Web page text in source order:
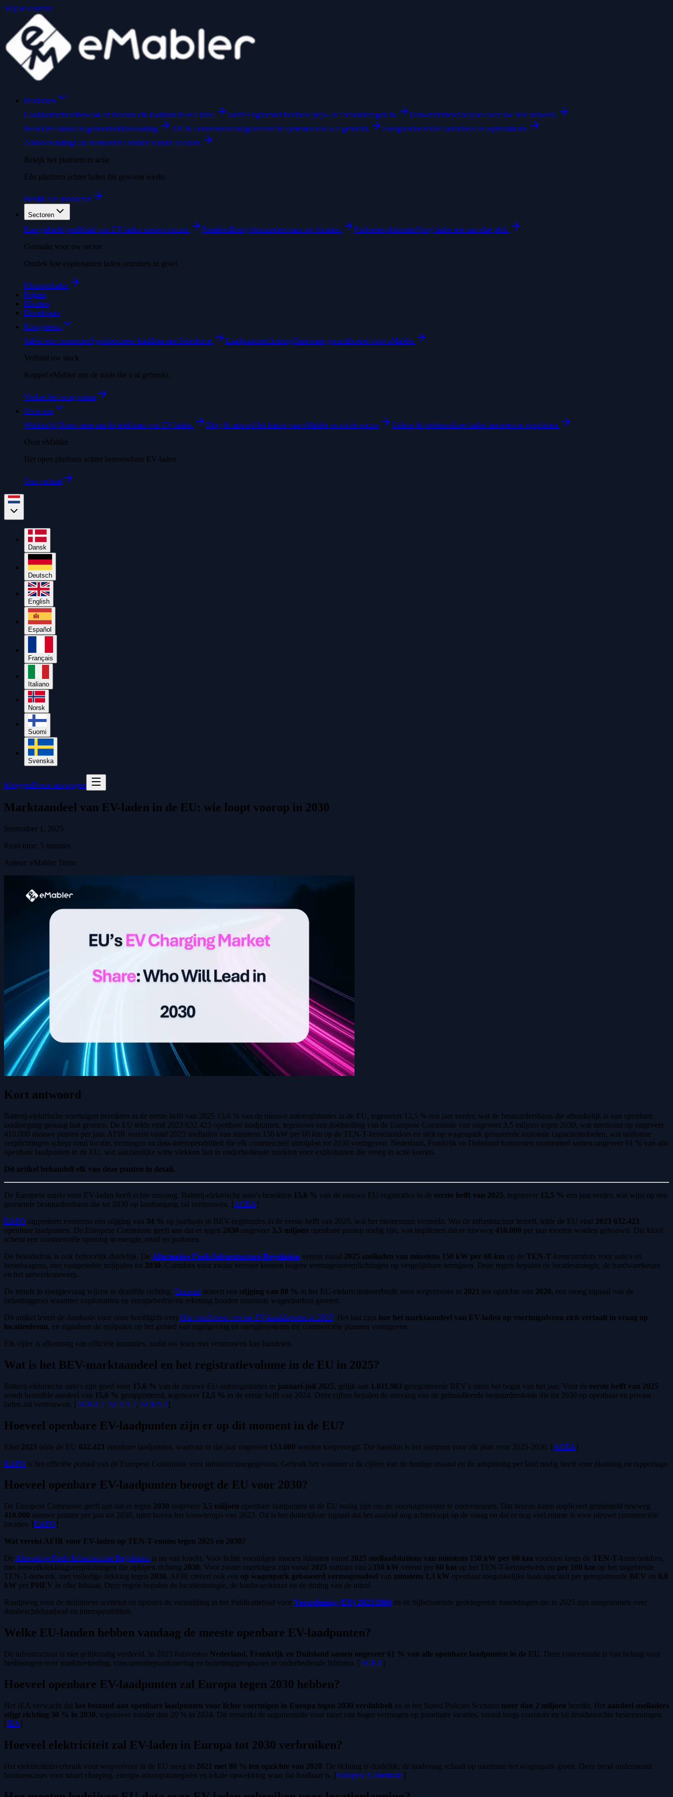
Skip to content
Producten
LaadpuntbeheerBewaak en bestuur elk laadpunt in real time. Tariff EngineStel flexibele prijs- en facturatieregels in. Data-inzichtenAnalyses over uw hele netwerk.
PulseLive status en gezondheidsbewaking. API & connectorenIntegreer met de systemen die u al gebruikt. EnergiebeheerSlim lastbeheer en optimalisatie.
Ad-hocbetalingLaat bestuurders betalen zonder account.
Bekijk het platform in actie
Eén platform achter laden dat gewoon werkt.
Bekijk alle producten
Sectoren
EnergiebedrijvenMaak van EV-laden nieuwe omzet. RetailersBreng bestuurders naar uw locaties. ParkeerexploitantenVoeg laden toe aan elke plek.
Gemaakt voor uw sector
Ontdek hoe exploitanten laden omzetten in groei.
Klantverhalen
Prijzen
Klanten
Developers
Ecosysteem
Salesforce-connectorSynchroniseer laaddata met Salesforce. LaadpuntcertificeringHardware gecertificeerd voor eMabler.
Verbind uw stack
Koppel eMabler aan de tools die u al gebruikt.
Verken het ecosysteem
Over ons
Werken bijBouw mee aan de toekomst van EV-laden. Blog & nieuwsHet laatste van eMabler en uit de sector. Gidsen & webinarsLeer laden lanceren en opschalen.
Over eMabler
Het open platform achter betrouwbaar EV-laden.
Ons verhaal
Dansk
Deutsch
English
Español
Français
Italiano
Norsk
Suomi
Svenska
InloggenDemo aanvragen
Marktaandeel van EV-laden in de EU: wie loopt voorop in 2030
September 1, 2025
Read time: 5 minutes
Auteur: eMabler Team
Kort antwoord
Batterij-elektrische voertuigen bereikten in de eerste helft van 2025 15,6 % van de nieuwe autoregistraties in de EU, tegenover 12,5 % een jaar eerder, wat de bestuurdersbasis die afhankelijk is van openbare
laadtoegang gestaag laat groeien. De EU telde eind 2023 632.423 openbare laadpunten, tegenover een doelstelling van de Europese Commissie van ongeveer 3,5 miljoen tegen 2030, wat neerkomt op ongeveer
410.000 nieuwe punten per jaar. AFIR vereist vanaf 2025 snelladen van minstens 150 kW per 60 km op de TEN-T-kerncorridors en stelt op wagenpark gebaseerde nationale capaciteitsdoelen, wat uniforme
verplichtingen schept rond locatie, vermogen en data-interoperabiliteit die elk commercieel uitrolplan tot 2030 vormgeven. Nederland, Frankrijk en Duitsland huisvesten momenteel samen ongeveer 61 % van alle
openbare laadpunten in de EU, wat aanzienlijke witte vlekken laat in onderbediende markten voor exploitanten die vroeg in actie komen.
Dit artikel behandelt elk van deze punten in detail.
De Europese markt voor EV-laden heeft echte omvang. Batterij-elektrische auto's bereikten 15,6 % van de nieuwe EU-registraties in de eerste helft van 2025, tegenover 12,5 % een jaar eerder, wat wijst op een
groeiende bestuurdersbasis die tot 2030 op laadtoegang zal vertrouwen. [ACEA]
EAFO rapporteert eveneens een stijging van 34 % op jaarbasis in BEV-registraties in de eerste helft van 2025, wat het momentum versterkt. Wat de infrastructuur betreft, telde de EU eind 2023 632.423
openbare laadpunten. De Europese Commissie geeft aan dat er tegen 2030 ongeveer 3,5 miljoen openbare punten nodig zijn, wat impliceert dat er ruwweg 410.000 per jaar moeten worden gebouwd. Die kloof
schetst een commerciële opening in energie, retail en parkeren.
De beleidsdruk is ook behoorlijk duidelijk. De Alternative Fuels Infrastructure Regulation vereist vanaf 2025 snelladen van minstens 150 kW per 60 km op de TEN-T-kerncorridors voor auto's en
bestelwagens, met vastgestelde mijlpalen tot 2030. Corridors voor zwaar vervoer kennen hogere vermogensverplichtingen op vergelijkbare termijnen. Deze regels bepalen de locatiestrategie, de hardwarekeuze
en het netwerkontwerp.
De trends in energievraag wijzen in dezelfde richting. Eurostat noteert een stijging van 80 % in het EU-elektriciteitsverbruik voor wegvervoer in 2021 ten opzichte van 2020, een vroeg signaal van de
belastinggroei waarmee exploitanten en energiebedrijven rekening houden naarmate wagenparken groeien.
Dit artikel levert de databasis voor onze hoofdgids over Het verzilveren van uw EV-laaddiensten in 2025. Het laat zien hoe het marktaandeel van EV-laden op voertuigniveau zich vertaalt in vraag op
locatieniveau, en signaleert de mijlpalen op het gebied van regelgeving en energiesysteem die commerciële plannen vormgeven.
Elk cijfer is afkomstig van officiële instanties, zodat uw team met vertrouwen kan handelen.
Wat is het BEV-marktaandeel en het registratievolume in de EU in 2025?
Batterij-elektrische auto's zijn goed voor 15,6 % van de nieuwe EU-autoregistraties in januari-juli 2025, gelijk aan 1.011.903 geregistreerde BEV's sinds het begin van het jaar. Voor de eerste helft van 2025
wordt hetzelfde aandeel van 15,6 % gerapporteerd, tegenover 12,5 % in de eerste helft van 2024. Deze cijfers bepalen de omvang van de geïnstalleerde bestuurdersbasis die tot 2030 op openbaar en privaat
laden zal vertrouwen. [ACEA 1 , ACEA 2, ACEA 3]
Hoeveel openbare EV-laadpunten zijn er op dit moment in de EU?
Eind 2023 telde de EU 632.423 openbare laadpunten, waarvan er dat jaar ongeveer 153.000 werden toegevoegd. Die basislijn is het startpunt voor elk plan voor 2025-2030. [ACEA]
EAFO is het officiële portaal van de Europese Commissie voor infrastructuurgegevens. Gebruik het wanneer u de cijfers van de huidige maand en de uitsplitsing per land nodig heeft voor planning en rapportage.
Hoeveel openbare EV-laadpunten beoogt de EU voor 2030?
De Europese Commissie geeft aan dat er tegen 2030 ongeveer 3,5 miljoen openbare laadpunten in de EU nodig zijn om de voertuigtransitie te ondersteunen. Dat niveau halen impliceert gemiddeld ruwweg
410.000 nieuwe punten per jaar tot 2030, ruim boven het bouwtempo van 2023. Dit is het duidelijkste signaal dat het aanbod nog achterloopt op de vraag en dat er nog veel ruimte is voor nieuwe commerciële
locaties. [EAFO]
Wat vereist AFIR voor EV-laden op TEN-T-routes tegen 2025 en 2030?
De Alternative Fuels Infrastructure Regulation is nu van kracht. Voor lichte voertuigen moeten lidstaten vanaf 2025 snellaadstations van minstens 150 kW per 60 km voorzien langs de TEN-T-kerncorridors,
met netwerkdekkingsverplichtingen die oplopen richting 2030. Voor zware voertuigen zijn vanaf 2025 stations van ≥350 kW vereist per 60 km op het TEN-T-kernnetwerk en per 100 km op het uitgebreide
TEN-T-netwerk, met volledige dekking tegen 2030. AFIR creëert ook een op wagenpark gebaseerd vermogensdoel van minstens 1,3 kW openbaar toegankelijke laadcapaciteit per geregistreerde BEV en 0,8
kW per PHEV in elke lidstaat. Deze regels bepalen de locatiestrategie, de hardwarekeuze en de timing van de uitrol.
Raadpleeg voor de definitieve wettekst en updates de vermelding in het Publicatieblad voor Verordening (EU) 2023/1804 en de bijbehorende gedelegeerde handelingen die in 2025 zijn aangenomen over
databeschikbaarheid en interoperabiliteit.
Welke EU-landen hebben vandaag de meeste openbare EV-laadpunten?
De infrastructuur is niet gelijkmatig verdeeld. In 2023 huisvesten Nederland, Frankrijk en Duitsland samen ongeveer 61 % van alle openbare laadpunten in de EU. Deze concentratie is van belang voor
beslissingen over markttoetreding, concurrentiepositionering en bezettingsprognoses in onderbediende lidstaten. [ACEA]
Hoeveel openbare EV-laadpunten zal Europa tegen 2030 hebben?
Het IEA verwacht dat het bestand aan openbare laadpunten voor lichte voertuigen in Europa tegen 2030 verdubbelt en in het Stated Policies Scenario meer dan 2 miljoen bereikt. Het aandeel snelladers
stijgt richting 30 % in 2030, tegenover minder dan 20 % in 2024. Dit versterkt de argumentatie voor inzet van hoger vermogen op prioritaire locaties, vooral langs corridors en bij drukbezochte bestemmingen.
[IEA]
Hoeveel elektriciteit zal EV-laden in Europa tot 2030 verbruiken?
Het elektriciteitsverbruik voor wegvervoer in de EU steeg in 2021 met 80 % ten opzichte van 2020. De richting is duidelijk: de laadvraag schaalt op naarmate het wagenpark groeit. Deze trend ondersteunt
businesscases voor smart charging, energie-inkoopstrategieën en lokale opwekking waar dat haalbaar is. [Europese Commissie]